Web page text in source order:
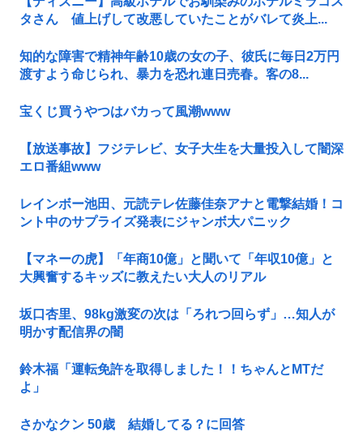
タさん 値上げして改悪していたことがバレて炎上...
知的な障害で精神年齢10歳の女の子、彼氏に毎日2万円
渡すよう命じられ、暴力を恐れ連日売春。客の8...
宝くじ買うやつはバカって風潮www
【放送事故】フジテレビ、女子大生を大量投入して闇深
エロ番組www
レインボー池田、元読テレ佐藤佳奈アナと電撃結婚！コ
ント中のサプライズ発表にジャンボ大パニック
【マネーの虎】「年商10億」と聞いて「年収10億」と
大興奮するキッズに教えたい大人のリアル
坂口杏里、98kg激変の次は「ろれつ回らず」…知人が
明かす配信界の闇
鈴木福「運転免許を取得しました！！ちゃんとMTだ
よ」
さかなクン 50歳 結婚してる？に回答